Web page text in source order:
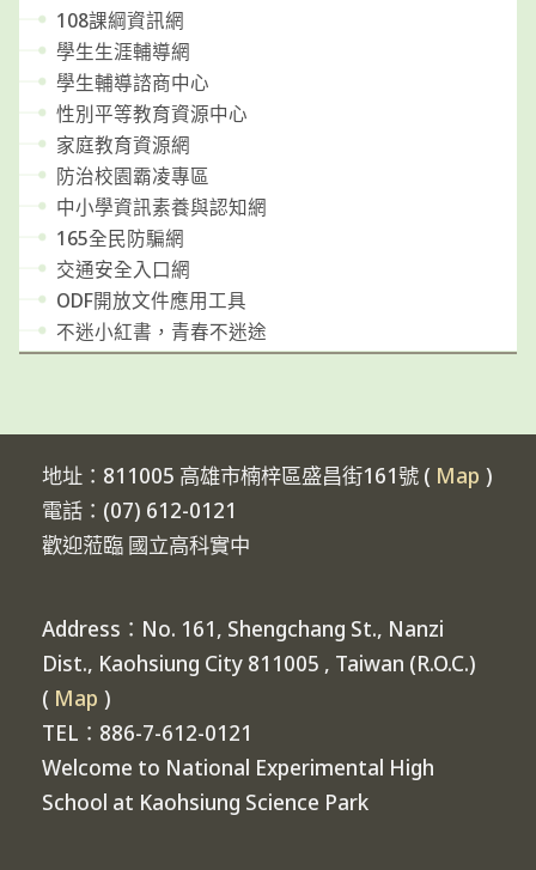
108課綱資訊網
學生生涯輔導網
學生輔導諮商中心
性別平等教育資源中心
家庭教育資源網
防治校園霸凌專區
中小學資訊素養與認知網
165全民防騙網
交通安全入口網
ODF開放文件應用工具
不迷小紅書，青春不迷途
地址：811005 高雄市楠梓區盛昌街161號 ( Map )
電話：(07) 612-0121
歡迎蒞臨 國立高科實中
Address：No. 161, Shengchang St., Nanzi
Dist., Kaohsiung City 811005 , Taiwan (R.O.C.)
( Map )
TEL：886-7-612-0121
Welcome to National Experimental High
School at Kaohsiung Science Park